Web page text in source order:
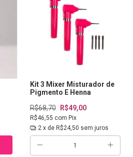
Kit 3 Mixer Misturador de
Pigmento E Henna
R$68,70
R$49,00
R$46,55 com Pix
2 x de R$24,50 sem juros